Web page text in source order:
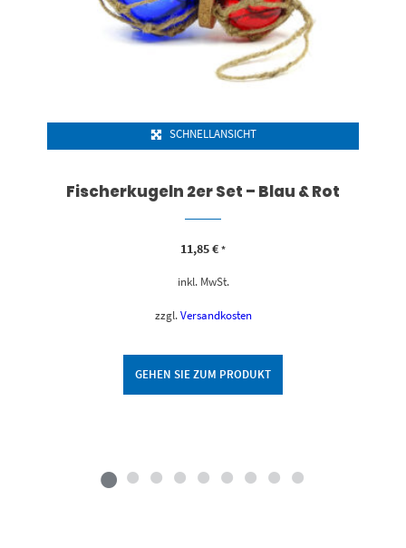
SCHNELLANSICHT
Fischerkugeln 2er Set – Blau & Rot
11,85€ *
inkl. MwSt.
zzgl. Versandkosten
GEHEN SIE ZUM PRODUKT